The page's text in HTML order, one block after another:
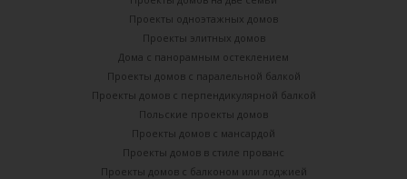
Проекты одноэтажных домов
Проекты элитных домов
Дома с панорамным остеклением
Проекты домов с паралельной балкой
Проекты домов с перпендикулярной балкой
Польские проекты домов
Проекты домов с мансардой
Проекты домов в стиле прованс
Проекты домов с балконом или лоджией